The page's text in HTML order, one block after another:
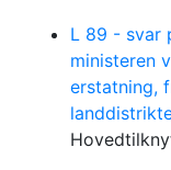
L 89 - svar
ministeren
erstatning,